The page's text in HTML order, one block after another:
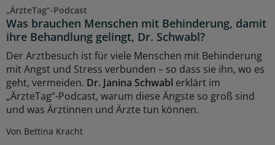
„ÄrzteTag“-Podcast
Was brauchen Menschen mit Behinderung, damit
ihre Behandlung gelingt, Dr. Schwabl?
Der Arztbesuch ist für viele Menschen mit Behinderung
mit Angst und Stress verbunden – so dass sie ihn, wo es
geht, vermeiden. Dr. Janina Schwabl erklärt im
„ÄrzteTag“-Podcast, warum diese Ängste so groß sind
und was Ärztinnen und Ärzte tun können.
Von Bettina Kracht